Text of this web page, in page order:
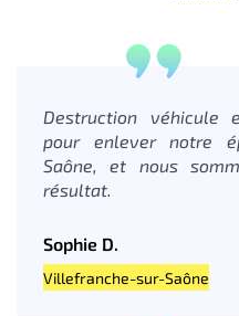
Destruction véhicule
pour enlever notre
Saône, et nous
résultat.
Sophie D.
Villefranche-sur-Saône